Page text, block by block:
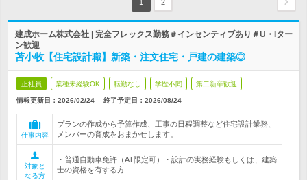
1 2
建成ホーム株式会社 | 完全フレックス勤務＃インセンティブあり＃U・Iター
ン歓迎
苫小牧【住宅設計職】新築・注文住宅・戸建の建築◎
正社員 業種未経験OK 転勤なし 学歴不問 第二新卒歓迎
情報更新日：2026/02/24 終了予定日： 2026/08/24
仕事内容
プランの作成から予算作成、工事の日程調整など住宅設計業務、
メンバーの育成をおまかせします。
対象と
なる方
・普通自動車免許（AT限定可）・設計の実務経験もしくは、建築
士の資格を有する方